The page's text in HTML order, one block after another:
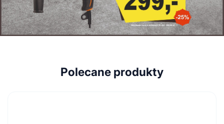
Polecane produkty